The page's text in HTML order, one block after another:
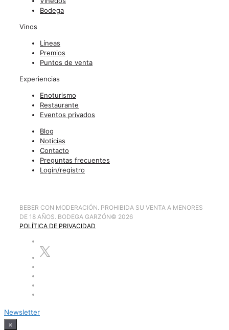
Bodega
Vinos
Líneas
Premios
Puntos de venta
Experiencias
Enoturismo
Restaurante
Eventos privados
Blog
Noticias
Contacto
Preguntas frecuentes
Login/registro
BEBER CON MODERACIÓN. PROHIBIDA SU VENTA A MENORES
DE 18 AÑOS. BODEGA GARZÓN© 2026
POLÍTICA DE PRIVACIDAD
Newsletter
×